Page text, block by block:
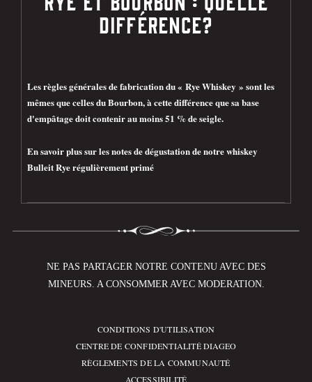
DIFFÉRENCE?
Les règles générales de fabrication du « Rye Whiskey » sont les
mêmes que celles du Bourbon, à cette différence que sa base
d'empâtage doit contenir au moins 51 % de seigle.
En savoir plus sur les notes de dégustation de notre whiskey
Bulleit Rye régulièrement primé
NE PAS PARTAGER NOTRE CONTENU AVEC DES
MINEURS. A CONSOMMER AVEC MODERATION.
Compliance Footer
CONDITIONS D'UTILISATION
CENTRE DE CONFIDENTIALITÉ DIAGEO
RÈGLEMENTS DE LA COMMUNAUTÉ
ACCESSIBILITÉ